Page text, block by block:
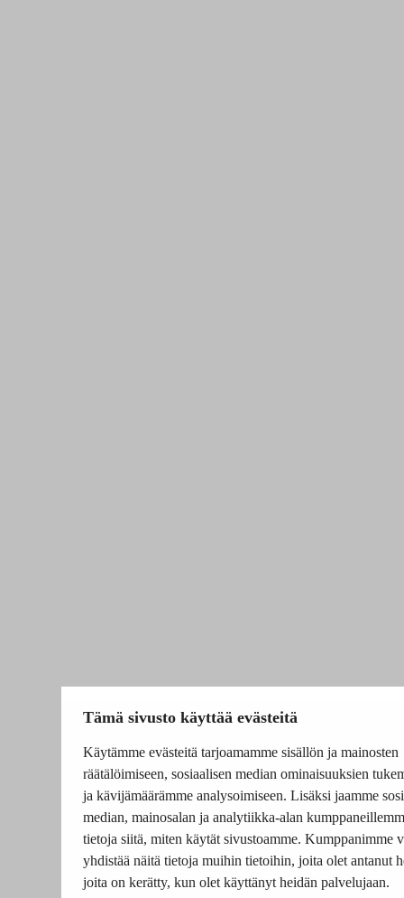
Tämä sivusto käyttää evästeitä
Käytämme evästeitä tarjoamamme sisällön ja mainosten
räätälöimiseen, sosiaalisen median ominaisuuksien
ja kävijämäärämme analysoimiseen. Lisäksi jaamme
median, mainosalan ja analytiikka-alan
tietoja siitä, miten käytät sivustoamme. Kumppanimme
yhdistää näitä tietoja muihin tietoihin, joita olet antanut
joita on kerätty, kun olet käyttänyt heidän palvelujaan.